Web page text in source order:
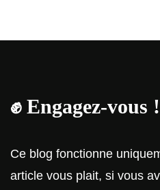
✊Engagez-vous !
Ce blog fonctionne
article vous plait, si vous